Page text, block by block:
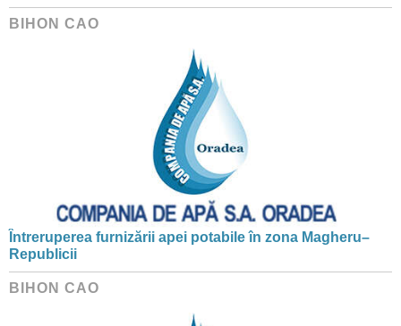
BIHON CAO
Întreruperea furnizării apei potabile în zona Magheru–
Republicii
BIHON CAO